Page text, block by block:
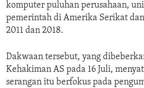
komputer puluhan perusahaan,
pemerintah di Amerika Serikat
2011 dan 2018.
Dakwaan tersebut, yang
Kehakiman AS pada 16 Juli,
serangan itu berfokus pada